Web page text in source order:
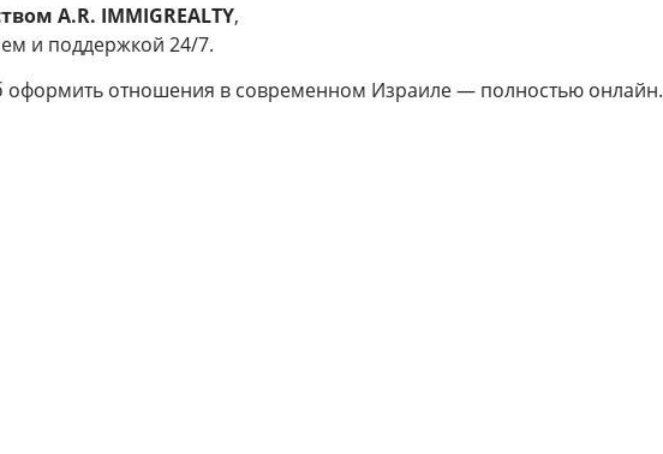
A.R. IMMIGREALTY,
и поддержкой 24/7.
оформить отношения в современном Израиле — полностью онлайн.